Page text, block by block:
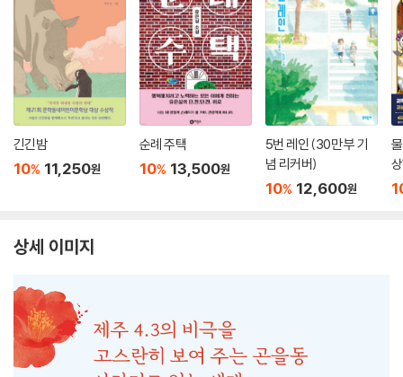
긴긴밤
10% 11,250원
순례 주택
10% 13,500원
5번 레인 (30만 부 기
념 리커버)
10% 12,600원
상세 이미지